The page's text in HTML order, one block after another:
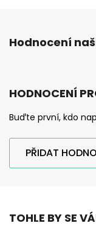
Hodnocení
HODNOCENÍ
Buďte první, kdo
PŘIDAT
TOHLE BY SE